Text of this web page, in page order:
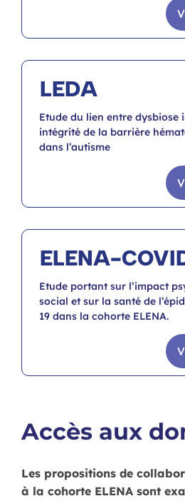
LEDA
Etude du lien entre dysbiose
intégrité de la barrière
dans l’autisme
ELENA-
Etude portant sur l’impact
social et sur la santé de
19 dans la cohorte ELENA.
Accès aux
Les propositions de
à la cohorte ELENA sont